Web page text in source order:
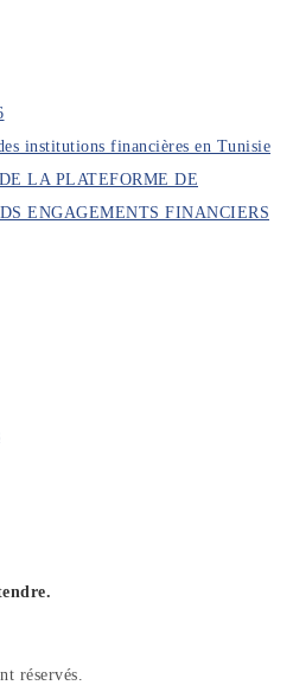
institutions financières en Tunisie
LA PLATEFORME DE
ENGAGEMENTS FINANCIERS
réservés.